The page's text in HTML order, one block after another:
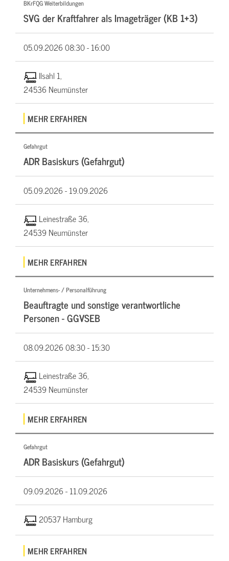
BKrFQG Weiterbildungen
SVG der Kraftfahrer als Imageträger (KB 1+3)
05.09.202608:30 - 16:00
Ilsahl 1,
24536 Neumünster
MEHR ERFAHREN
Gefahrgut
ADR Basiskurs (Gefahrgut)
05.09.2026 -19.09.2026
Leinestraße 36,
24539 Neumünster
MEHR ERFAHREN
Unternehmens- / Personalführung
Beauftragte und sonstige verantwortliche
Personen - GGVSEB
08.09.202608:30 - 15:30
Leinestraße 36,
24539 Neumünster
MEHR ERFAHREN
Gefahrgut
ADR Basiskurs (Gefahrgut)
09.09.2026 -11.09.2026
20537 Hamburg
MEHR ERFAHREN